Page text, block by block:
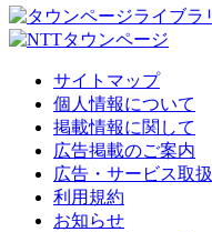
サイトマップ
個人情報について
掲載情報に関して
広告掲載のご案内
広告・サービス取
利用規約
お知らせ